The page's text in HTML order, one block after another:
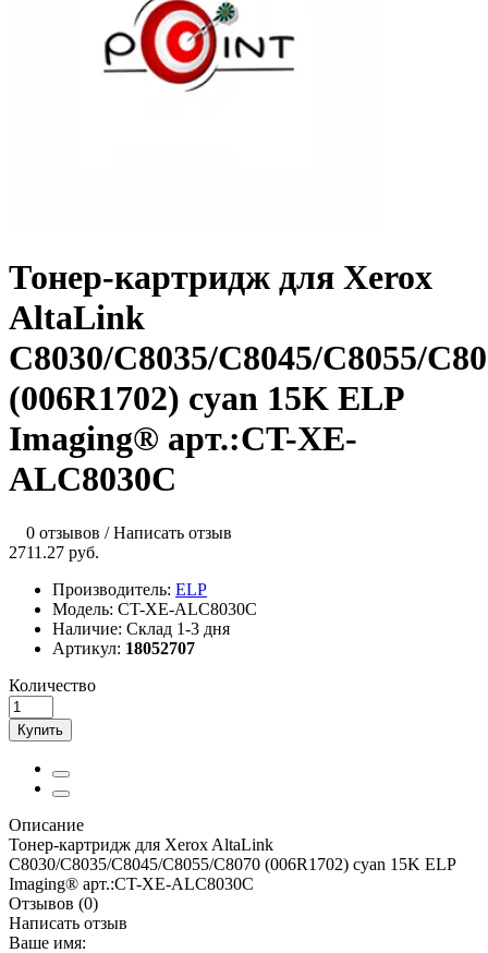
Тонер-картридж для Xerox
AltaLink
C8030/C8035/C8045/C8055/
(006R1702) cyan 15K ELP
Imaging® арт.:CT-XE-
ALC8030C
0 отзывов /Написать отзыв
2711.27 руб.
Производитель: ELP
Модель: CT-XE-ALC8030C
Наличие: Склад 1-3 дня
Артикул: 18052707
Количество
Купить
Описание
Тонер-картридж для Xerox AltaLink
C8030/C8035/C8045/C8055/C8070 (006R1702) cyan 15K ELP
Imaging® арт.:CT-XE-ALC8030C
Отзывов (0)
Написать отзыв
Ваше имя: